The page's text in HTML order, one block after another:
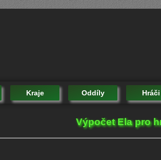
Kraje Oddíly Hráči
Výpočet Ela pro